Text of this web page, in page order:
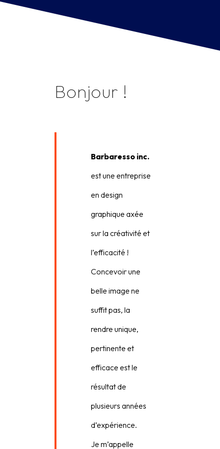
Bonjour !
Barbaresso inc.
est une entreprise
en design
graphique axée
sur la créativité et
l’efficacité !
Concevoir une
belle image ne
suffit pas, la
rendre unique,
pertinente et
efficace est le
résultat de
plusieurs années
d’expérience.
Je m’appelle